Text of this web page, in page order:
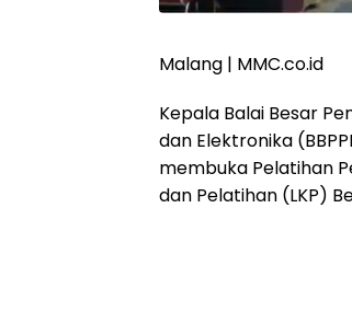
Malang | MMC.co.id
Kepala Balai Besar
dan Elektronika
membuka Pelatihan
dan Pelatihan (LKP)